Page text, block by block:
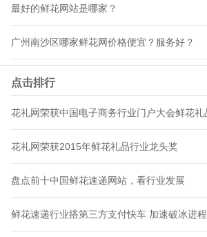
最好的鲜花网站是哪家？
广州南沙区哪家鲜花网价格便宜？服务好？
点击排行
花礼网荣获中国电子商务行业门户大会鲜花礼
花礼网荣获2015年鲜花礼品行业龙头奖
盘点前十中国鲜花速递网站，看行业发展
鲜花速递行业搭第三方支付快车 加速破冰进程